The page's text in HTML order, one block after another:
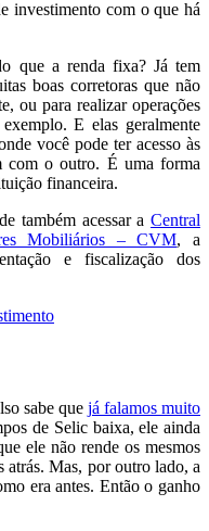
investimento com o que há
que a renda fixa? Já tem
boas corretoras que não
ou para realizar operações
E elas geralmente
você pode ter acesso às
com o outro. É uma forma
financeira.
também acessar a Central
Mobiliários – CVM, a
e fiscalização dos
sabe que já falamos muito
de Selic baixa, ele ainda
ele não rende os mesmos
atrás. Mas, por outro lado, a
era antes. Então o ganho